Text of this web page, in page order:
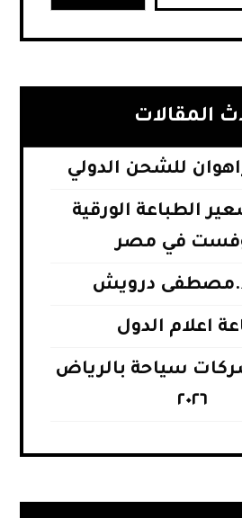
المقالات
للشحن الدولي
الطباعة الورقية
في مصر
درويش
اعلام الدول
١٠ شركات سياحة بالرياض
٢٠٢٦